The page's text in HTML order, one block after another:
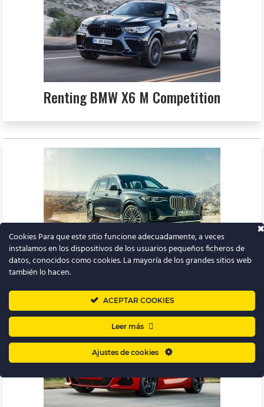
Renting BMW X6 M Competition
Renting BMW X7
Cookies Para que este sitio funcione adecuadamente, a veces
instalamos en los dispositivos de los usuarios pequeños ficheros de
datos, conocidos como cookies. La mayoría de los grandes sitios web
también lo hacen.
ACEPTAR COOKIES
Leer más
Ajustes de cookies